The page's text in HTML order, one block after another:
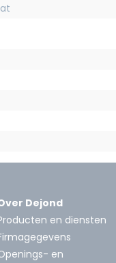
Dejond
en diensten
en